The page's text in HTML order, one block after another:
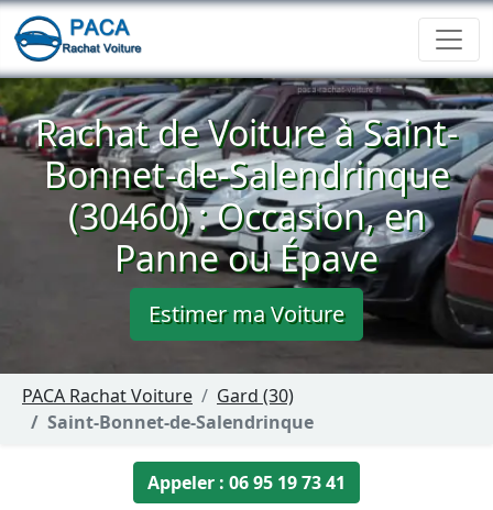
Rachat de Voiture à Saint-
Bonnet-de-Salendrinque
(30460) : Occasion, en
Panne ou Épave
Estimer ma Voiture
PACA Rachat Voiture
Gard (30)
Saint-Bonnet-de-Salendrinque
Appeler : 06 95 19 73 41